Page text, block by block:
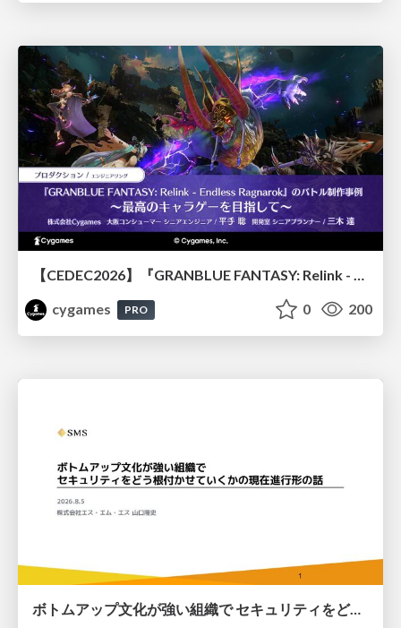
【CEDEC2026】『GRANBLUE FANTASY: Relink - Endless Ragnarok』のバトル制作事例 ～最高のキャラゲーを目指して～
cygames
PRO 0 200
ボトムアップ文化が強い組織で セキュリティをどう根付かせていくかの現在進行形の話 / Making Security Stick in a Bottom-Up Organization